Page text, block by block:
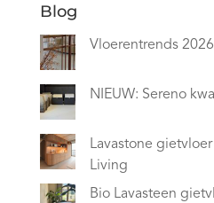
Blog
Vloerentrends 2026
NIEUW: Sereno
Lavastone
Living
Bio Lavasteen